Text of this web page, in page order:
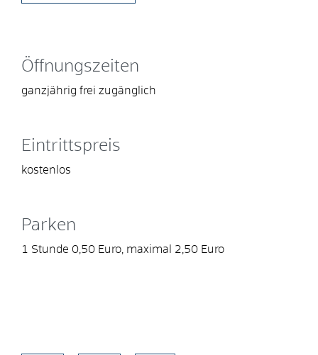
Öffnungszeiten
ganzjährig frei zugänglich
Eintrittspreis
kostenlos
Parken
1 Stunde 0,50 Euro, maximal 2,50 Euro